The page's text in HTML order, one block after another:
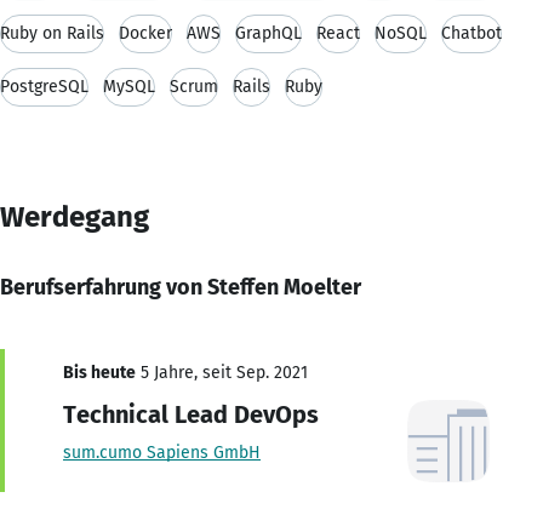
Ruby on Rails Docker AWS GraphQL React NoSQL Chatbot
PostgreSQL MySQL Scrum Rails Ruby
Werdegang
Berufserfahrung von Steffen Moelter
Bis heute 5 Jahre, seit Sep. 2021
Technical Lead DevOps
sum.cumo Sapiens GmbH